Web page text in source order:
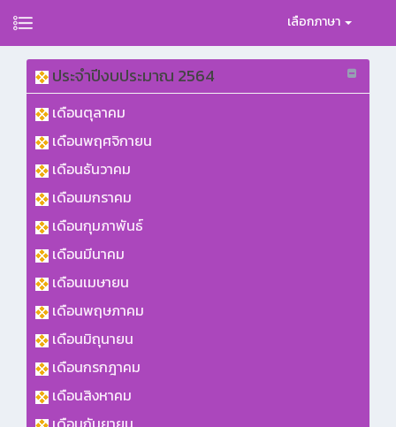
เลือกภาษา
ประจำปีงบประมาณ 2564
เดือนตุลาคม
เดือนพฤศจิกายน
เดือนธันวาคม
เดือนมกราคม
เดือนกุมภาพันธ์
เดือนมีนาคม
เดือนเมษายน
เดือนพฤษภาคม
เดือนมิถุนายน
เดือนกรกฎาคม
เดือนสิงหาคม